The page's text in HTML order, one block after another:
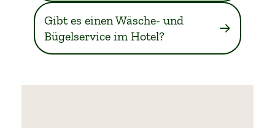
Gibt es einen Wäsche- und
Bügelservice im Hotel?